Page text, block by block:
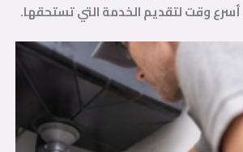
وقت لتقديم الخدمة التي تستحقها.